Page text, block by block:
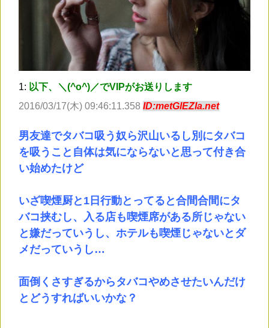
1: 以下、＼(^o^)／でVIPがお送りします
2016/03/17(木) 09:46:11.358 ID:metGlEZIa.net
男友達でタバコ吸う奴ら沢山いるし別にタバコ
を吸うこと自体は気にならないと思って付き合
い始めたけど
いざ喫煙厨と1日行動とってると合間合間にタ
バコ挟むし、入る店も喫煙席がある所じゃない
と嫌だっていうし、ホテルも喫煙じゃないとダ
メだっていうし…
面倒くさすぎるからタバコやめさせたいんだけ
とどうすればいいかな？